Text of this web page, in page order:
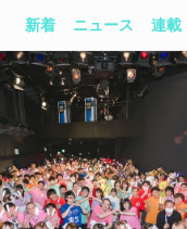
新着 ニュース 連載